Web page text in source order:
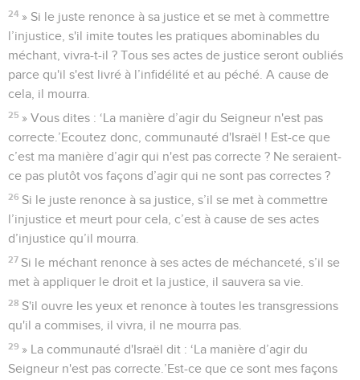
24 » Si le juste renonce à sa justice et se met à commettre
l’injustice, s'il imite toutes les pratiques abominables du
méchant, vivra-t-il ? Tous ses actes de justice seront oubliés
parce qu'il s'est livré à l’infidélité et au péché. A cause de
cela, il mourra.
25 » Vous dites : ‘La manière d’agir du Seigneur n'est pas
correcte.’Ecoutez donc, communauté d'Israël ! Est-ce que
c’est ma manière d’agir qui n'est pas correcte ? Ne seraient-
ce pas plutôt vos façons d’agir qui ne sont pas correctes ?
26 Si le juste renonce à sa justice, s’il se met à commettre
l’injustice et meurt pour cela, c’est à cause de ses actes
d’injustice qu’il mourra.
27 Si le méchant renonce à ses actes de méchanceté, s’il se
met à appliquer le droit et la justice, il sauvera sa vie.
28 S'il ouvre les yeux et renonce à toutes les transgressions
qu'il a commises, il vivra, il ne mourra pas.
29 » La communauté d'Israël dit : ‘La manière d’agir du
Seigneur n'est pas correcte.’Est-ce que ce sont mes façons